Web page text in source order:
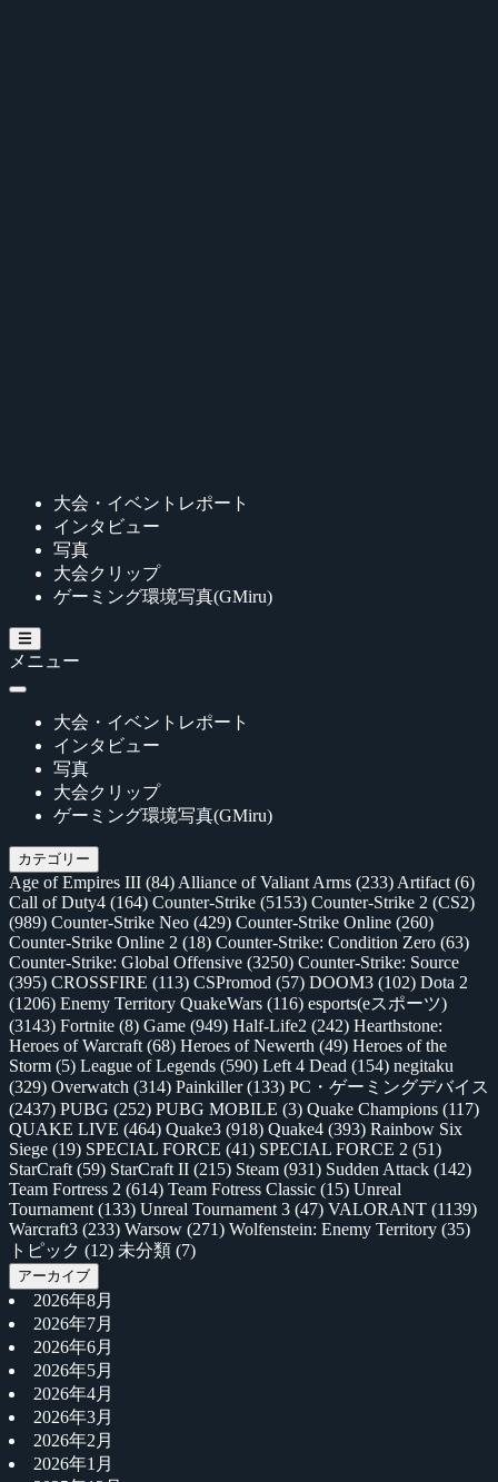
大会・イベントレポート
インタビュー
写真
大会クリップ
ゲーミング環境写真(GMiru)
メニュー
大会・イベントレポート
インタビュー
写真
大会クリップ
ゲーミング環境写真(GMiru)
カテゴリー
Age of Empires III (84) Alliance of Valiant Arms (233) Artifact (6)
Call of Duty4 (164) Counter-Strike (5153) Counter-Strike 2 (CS2)
(989) Counter-Strike Neo (429) Counter-Strike Online (260)
Counter-Strike Online 2 (18) Counter-Strike: Condition Zero (63)
Counter-Strike: Global Offensive (3250) Counter-Strike: Source
(395) CROSSFIRE (113) CSPromod (57) DOOM3 (102) Dota 2
(1206) Enemy Territory QuakeWars (116) esports(eスポーツ)
(3143) Fortnite (8) Game (949) Half-Life2 (242) Hearthstone:
Heroes of Warcraft (68) Heroes of Newerth (49) Heroes of the
Storm (5) League of Legends (590) Left 4 Dead (154) negitaku
(329) Overwatch (314) Painkiller(133) PC・ゲーミングデバイス
(2437) PUBG (252) PUBG MOBILE (3) Quake Champions (117)
QUAKE LIVE (464) Quake3 (918) Quake4 (393) Rainbow Six
Siege (19) SPECIAL FORCE (41) SPECIAL FORCE 2 (51)
StarCraft (59) StarCraft II (215) Steam (931) Sudden Attack (142)
Team Fortress 2 (614) Team Fotress Classic (15) Unreal
Tournament (133) Unreal Tournament 3 (47) VALORANT (1139)
Warcraft3 (233) Warsow (271) Wolfenstein: Enemy Territory (35)
トピック (12) 未分類 (7)
アーカイブ
2026年8月
2026年7月
2026年6月
2026年5月
2026年4月
2026年3月
2026年2月
2026年1月